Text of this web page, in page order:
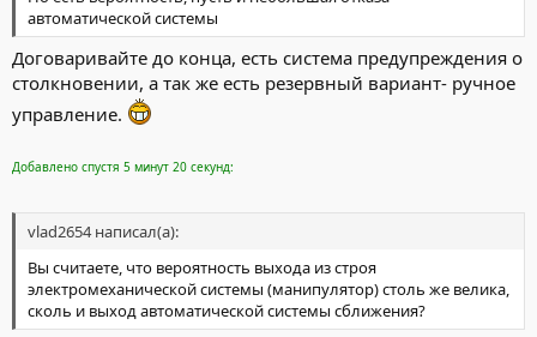
автоматической системы
Договаривайте до конца, есть система предупреждения о
столкновении, а так же есть резервный вариант- ручное
управление.
Добавлено спустя 5 минут 20 секунд:
vlad2654 написал(а):
Вы считаете, что вероятность выхода из строя
электромеханической системы (манипулятор) столь же велика,
сколь и выход автоматической системы сближения?